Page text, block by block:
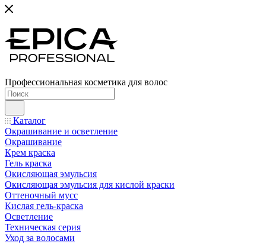
Профессиональная косметика для волос
Каталог
Окрашивание и осветление
Окрашивание
Крем краска
Гель краска
Окисляющая эмульсия
Окисляющая эмульсия для кислой краски
Оттеночный мусс
Кислая гель-краска
Осветление
Техническая серия
Уход за волосами